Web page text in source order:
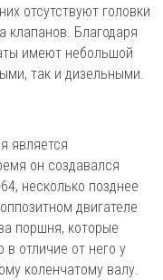
отсутствуют головки
клапанов. Благодаря
имеют небольшой
так и дизельными.
является
он создавался
несколько позднее
двигателе
поршня, которые
в отличие от него у
коленчатому валу.